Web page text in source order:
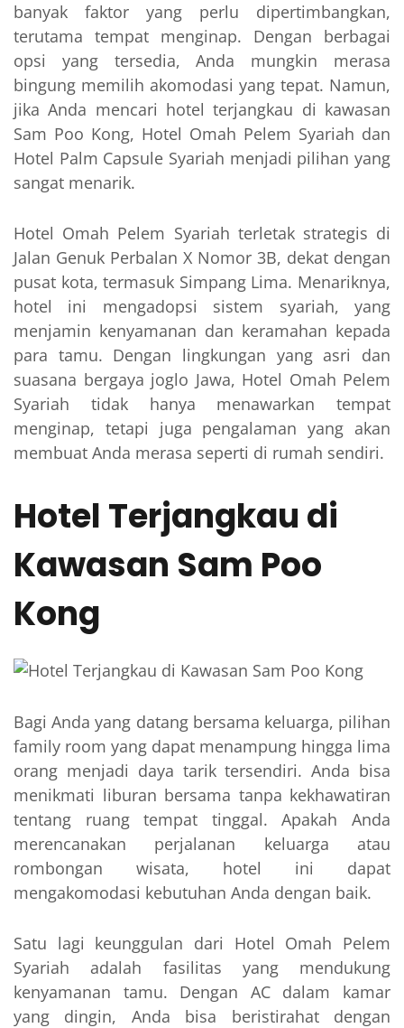
banyak faktor yang perlu dipertimbangkan,
terutama tempat menginap. Dengan berbagai
opsi yang tersedia, Anda mungkin merasa
bingung memilih akomodasi yang tepat. Namun,
jika Anda mencari hotel terjangkau di kawasan
Sam Poo Kong, Hotel Omah Pelem Syariah dan
Hotel Palm Capsule Syariah menjadi pilihan yang
sangat menarik.
Hotel Omah Pelem Syariah terletak strategis di
Jalan Genuk Perbalan X Nomor 3B, dekat dengan
pusat kota, termasuk Simpang Lima. Menariknya,
hotel ini mengadopsi sistem syariah, yang
menjamin kenyamanan dan keramahan kepada
para tamu. Dengan lingkungan yang asri dan
suasana bergaya joglo Jawa, Hotel Omah Pelem
Syariah tidak hanya menawarkan tempat
menginap, tetapi juga pengalaman yang akan
membuat Anda merasa seperti di rumah sendiri.
Hotel Terjangkau di
Kawasan Sam Poo
Kong
Bagi Anda yang datang bersama keluarga, pilihan
family room yang dapat menampung hingga lima
orang menjadi daya tarik tersendiri. Anda bisa
menikmati liburan bersama tanpa kekhawatiran
tentang ruang tempat tinggal. Apakah Anda
merencanakan perjalanan keluarga atau
rombongan wisata, hotel ini dapat
mengakomodasi kebutuhan Anda dengan baik.
Satu lagi keunggulan dari Hotel Omah Pelem
Syariah adalah fasilitas yang mendukung
kenyamanan tamu. Dengan AC dalam kamar
yang dingin, Anda bisa beristirahat dengan